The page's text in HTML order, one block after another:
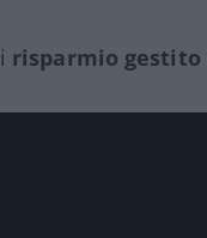
risparmio gestito